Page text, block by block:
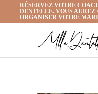
RÉSERVEZ VOTRE
DENTELLE. VOUS AUREZ
ORGANISER VOTRE